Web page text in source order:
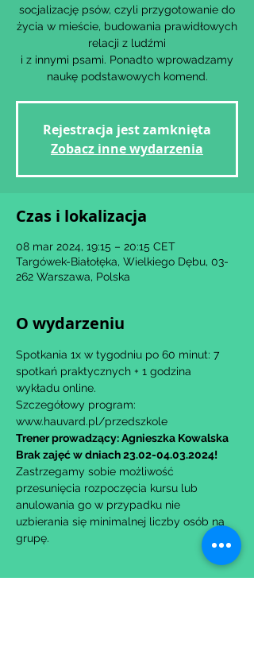
socjalizację psów, czyli przygotowanie do
życia w mieście, budowania prawidłowych
relacji z ludźmi
i z innymi psami. Ponadto wprowadzamy
naukę podstawowych komend.
Rejestracja jest zamknięta
Zobacz inne wydarzenia
Czas i lokalizacja
08 mar 2024, 19:15 – 20:15 CET
Targówek-Białołęka, Wielkiego Dębu, 03-
262 Warszawa, Polska
O wydarzeniu
Spotkania 1x w tygodniu po 60 minut: 7
spotkań praktycznych + 1 godzina
wykładu online.
Szczegółowy program:
www.hauvard.pl/przedszkole
Trener prowadzący: Agnieszka Kowalska
Brak zajęć w dniach 23.02-04.03.2024!
Zastrzegamy sobie możliwość
przesunięcia rozpoczęcia kursu lub
anulowania go w przypadku nie
uzbierania się minimalnej liczby osób na
grupę.